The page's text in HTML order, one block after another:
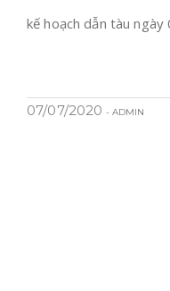
kế hoạch dẫn tàu
07/07/2020 - ADMIN